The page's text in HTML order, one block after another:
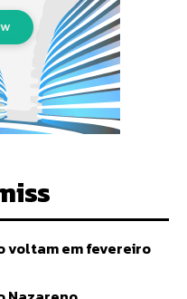
voltam em fevereiro